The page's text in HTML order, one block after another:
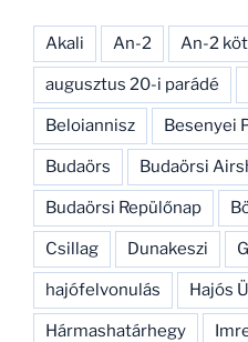
Akali An-2 An-2
augusztus 20-i parádé
Beloiannisz Besenyei
Budaörs Budaörsi
Budaörsi Repülőnap
Csillag Dunakeszi
hajófelvonulás Hajós
Hármashatárhegy